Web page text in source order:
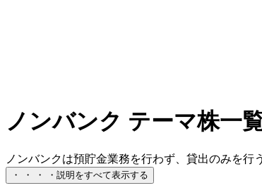
ノンバンク テーマ株一
ノンバンクは預貯金業務を行わず、貸出のみを
・ ・ ・ ・ 説明をすべて表示する